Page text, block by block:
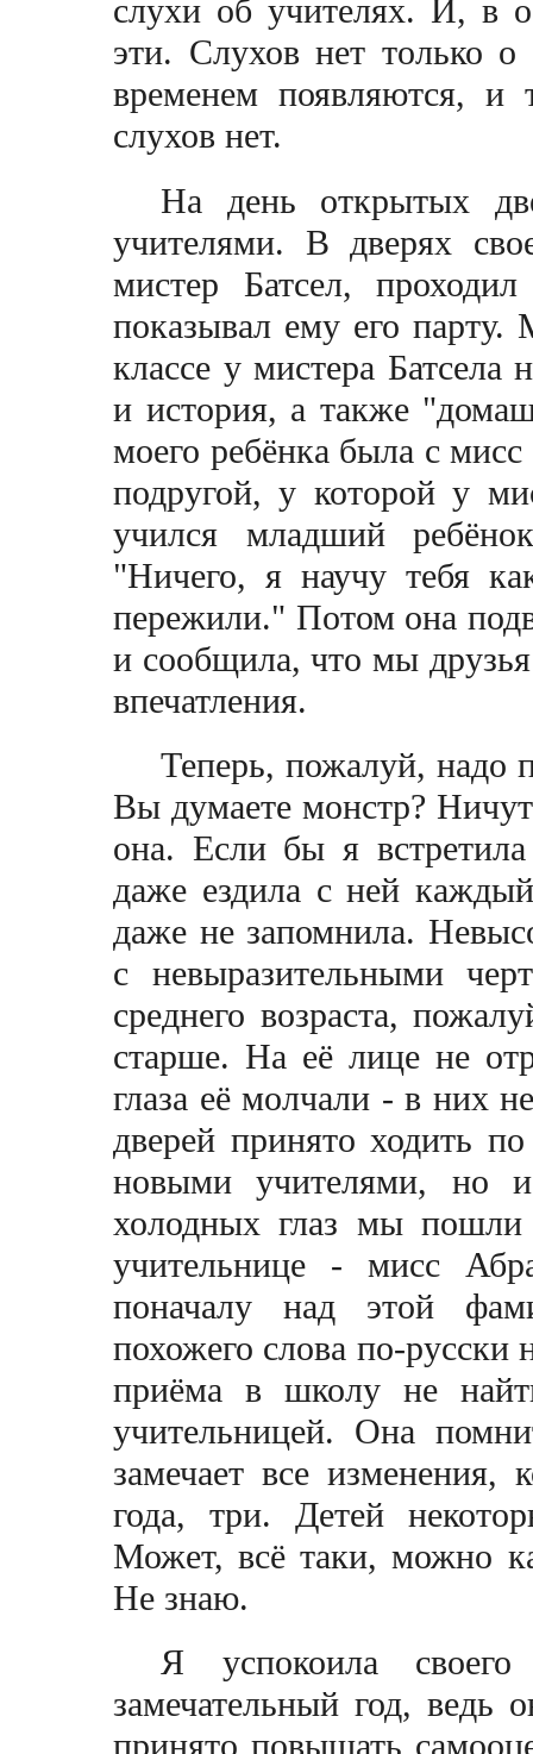
слухи об учителях. И, в
эти. Слухов нет только
временем появляются,
слухов нет.
На день открытых
учителями. В дверях
мистер Батсел,
показывал ему его
классе у мистера Батсела
и история, а также
моего ребёнка была с
подругой, у которой у
учился младший
"Ничего, я научу тебя
пережили." Потом она
и сообщила, что мы
впечатления.
Теперь, пожалуй, надо
Вы думаете монстр?
она. Если бы я
даже ездила с ней
даже не запомнила.
с невыразительными
среднего возраста,
старше. На её лице не
глаза её молчали - в них
дверей принято ходить
новыми учителями, но
холодных глаз мы пошли
учительнице - мисс
поначалу над этой
похожего слова по-русски
приёма в школу не
учительницей. Она
замечает все изменения,
года, три. Детей
Может, всё таки, можно
Не знаю.
Я успокоила
замечательный год, ведь